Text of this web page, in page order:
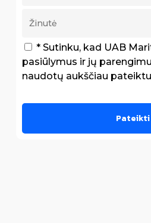
* Sutinku, kad UAB
pasiūlymus ir jų
naudotų aukščiau